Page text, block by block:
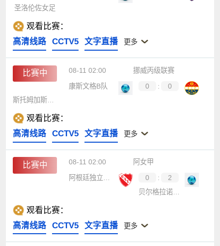
圣洛伦佐女足
观看比赛：
高清线路
CCTV5 文字直播 更多
比赛中 08-11 02:00
挪威丙级联赛
康斯文格B队
0 :
0
观看比赛：
高清线路
CCTV5 文字直播 更多
比赛中 08-11 02:00
阿女甲
阿根廷独立女足
0 :
2
贝尔格拉诺女足
观看比赛：
高清线路
CCTV5 文字直播 更多